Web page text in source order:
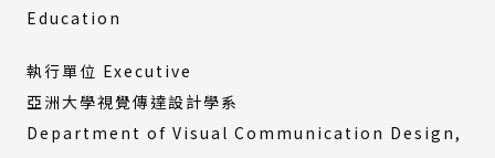
Education
執行單位 Executive
亞洲大學視覺傳達設計學系
Department of Visual Communication Design,